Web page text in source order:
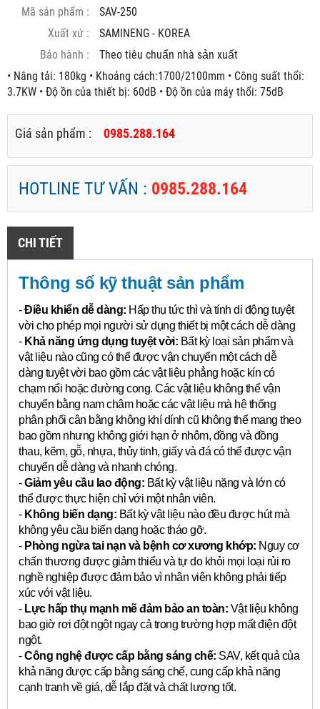
Mã sản phẩm :
SAV-250
Xuất xứ :
SAMINENG - KOREA
Bảo hành :
Theo tiêu chuẩn nhà sản xuất
• Nâng tải: 180kg • Khoảng cách:1700/2100mm • Công suất thổi:
3.7KW • Độ ồn của thiết bị: 60dB • Độ ồn của máy thổi: 75dB
Giá sản phẩm : 0985.288.164
HOTLINE TƯ VẤN : 0985.288.164
CHI TIẾT
Thông số kỹ thuật sản phẩm
-Điều khiển dễ dàng: Hấp thụ tức thì và tính di động tuyệt
vời cho phép mọi người sử dụng thiết bị một cách dễ dàng
- Khả năng ứng dụng tuyệt vời: Bất kỳ loại sản phẩm và
vật liệu nào cũng có thể được vận chuyển một cách dễ
dàng tuyệt vời bao gồm các vật liệu phẳng hoặc kín có
chạm nổi hoặc đường cong. Các vật liệu không thể vận
chuyển bằng nam châm hoặc các vật liệu mà hệ thống
phân phối cân bằng không khí dính cũ không thể mang theo
bao gồm nhưng không giới hạn ở nhôm, đồng và đồng
thau, kẽm, gỗ, nhựa, thủy tinh, giấy và đá có thể được vận
chuyển dễ dàng và nhanh chóng.
-Giảm yêu cầu lao động: Bất kỳ vật liệu nặng và lớn có
thể được thực hiện chỉ với một nhân viên.
- Không biến dạng: Bất kỳ vật liệu nào đều được hút mà
không yêu cầu biến dạng hoặc tháo gỡ.
- Phòng ngừa tai nạn và bệnh cơ xương khớp: Nguy cơ
chấn thương được giảm thiểu và tự do khỏi mọi loại rủi ro
nghề nghiệp được đảm bảo vì nhân viên không phải tiếp
xúc với vật liệu.
- Lực hấp thụ mạnh mẽ đảm bảo an toàn: Vật liệu không
bao giờ rơi đột ngột ngay cả trong trường hợp mất điện đột
ngột.
-Công nghệ được cấp bằng sáng chế: SAV, kết quả của
khả năng được cấp bằng sáng chế, cung cấp khả năng
cạnh tranh về giá, dễ lắp đặt và chất lượng tốt.